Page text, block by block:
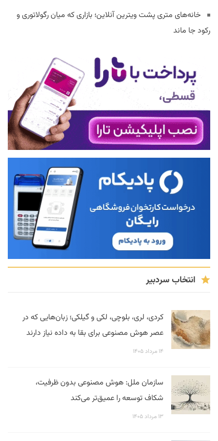
خانه‌های متری پشت ویترین آنلاین؛ بازاری که میان رگولاتوری و
رکود جا ماند
انتخاب سردبیر
کردی، لری، بلوچی، لکی و گیلکی؛ زبان‌هایی که در
عصر هوش مصنوعی برای بقا به داده نیاز دارند
۱۴ مرداد ۱۴۰۵
سازمان ملل: هوش مصنوعی بدون ظرفیت،
شکاف توسعه را عمیق‌تر می‌کند
۱۳ مرداد ۱۴۰۵